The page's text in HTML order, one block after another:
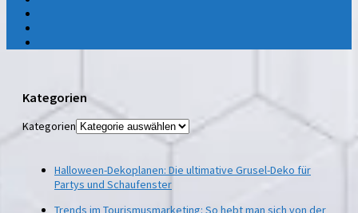
Kategorien
Kategorien
Halloween-Dekoplanen: Die ultimative Grusel-Deko für
Partys und Schaufenster
Trends im Tourismusmarketing: So hebt man sich von der